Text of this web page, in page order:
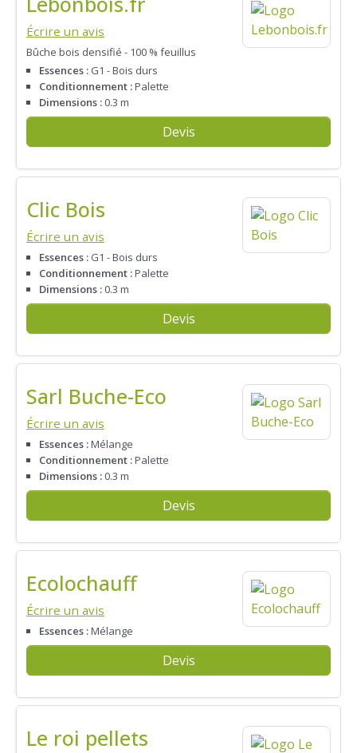
Écrire un avis
Bûche bois densifié - 100 % feuillus
Essences : G1 - Bois durs
Conditionnement :Palette
Dimensions : 0.3 m
Devis
Clic Bois
Écrire un avis
Essences : G1 - Bois durs
Conditionnement :Palette
Dimensions : 0.3 m
Devis
Sarl Buche-Eco
Écrire un avis
Essences :Mélange
Conditionnement :Palette
Dimensions : 0.3 m
Devis
Ecolochauff
Écrire un avis
Essences :Mélange
Devis
Le roi pellets